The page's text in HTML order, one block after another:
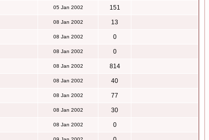
05 Jan 2002 151
08 Jan 2002 13
08 Jan 2002 0
08 Jan 2002 0
08 Jan 2002 814
08 Jan 2002 40
08 Jan 2002 77
08 Jan 2002 30
08 Jan 2002 0